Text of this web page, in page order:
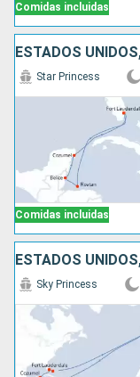
Comidas incluidas
Comidas incluidas
Star Princess
Sky Princess